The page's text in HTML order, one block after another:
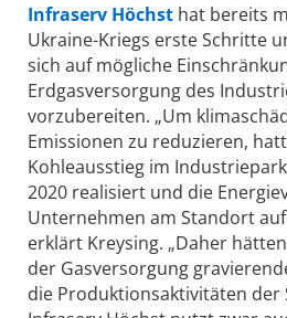
Infraserv Höchst hat bereits
Ukraine-Kriegs erste Schritte
sich auf mögliche
Erdgasversorgung des
vorzubereiten. „Um
Emissionen zu reduzieren,
Kohleausstieg im
2020 realisiert und die
Unternehmen am Standort
erklärt Kreysing. „Daher
der Gasversorgung
die Produktionsaktivitäten der